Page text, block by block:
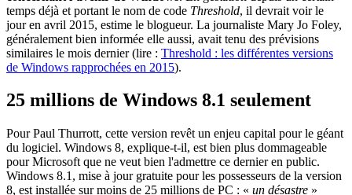
temps déjà et portant le nom de code Threshold, il devrait voir le
jour en avril 2015, estime le blogueur. La journaliste Mary Jo Foley,
généralement bien informée elle aussi, avait tenu des prévisions
similaires le mois dernier (lire : Threshold : les différentes versions
de Windows rapprochées en 2015).
25 millions de Windows 8.1 seulement
Pour Paul Thurrott, cette version revêt un enjeu capital pour le géant
du logiciel. Windows 8, explique-t-il, est bien plus dommageable
pour Microsoft que ne veut bien l'admettre ce dernier en public.
Windows 8.1, mise à jour gratuite pour les possesseurs de la version
8, est installée sur moins de 25 millions de PC : « un désastre »